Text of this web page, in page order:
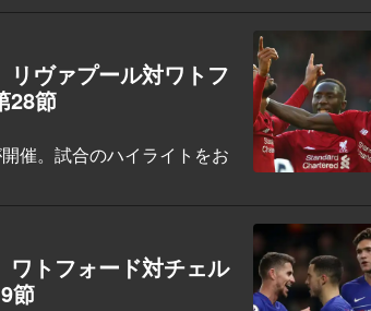
リヴァプール対ワトフ
28節
催。試合のハイライトをお
ワトフォード対チェル
節